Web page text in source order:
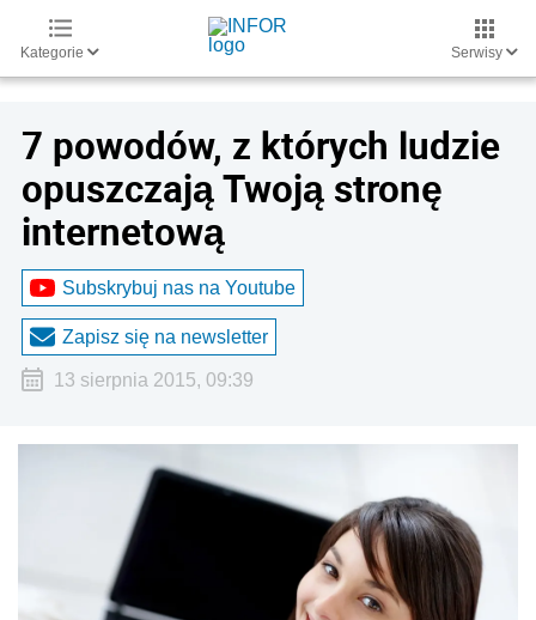
Kategorie Serwisy
7 powodów, z których ludzie
opuszczają Twoją stronę
internetową
Subskrybuj nas na Youtube
Zapisz się na newsletter
13 sierpnia 2015, 09:39